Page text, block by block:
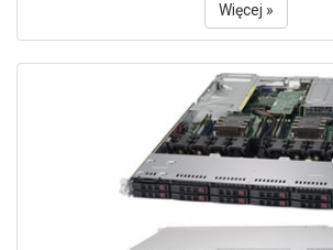
Więcej »